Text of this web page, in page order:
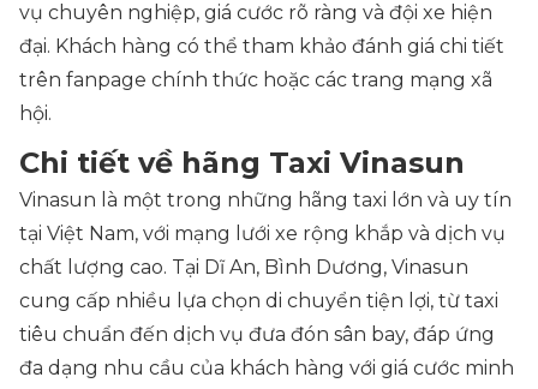
vụ chuyên nghiệp, giá cước rõ ràng và đội xe hiện
đại. Khách hàng có thể tham khảo đánh giá chi tiết
trên fanpage chính thức hoặc các trang mạng xã
hội.
Chi tiết về hãng Taxi Vinasun
Vinasun là một trong những hãng taxi lớn và uy tín
tại Việt Nam, với mạng lưới xe rộng khắp và dịch vụ
chất lượng cao. Tại Dĩ An, Bình Dương, Vinasun
cung cấp nhiều lựa chọn di chuyển tiện lợi, từ taxi
tiêu chuẩn đến dịch vụ đưa đón sân bay, đáp ứng
đa dạng nhu cầu của khách hàng với giá cước minh